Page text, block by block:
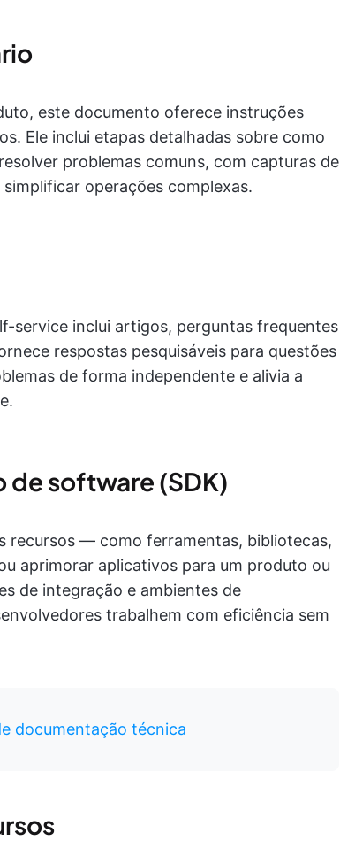
este documento oferece instruções
Ele inclui etapas detalhadas sobre como
problemas comuns, com capturas de
operações complexas.
service inclui artigos, perguntas frequentes
respostas pesquisáveis para questões
de forma independente e alivia a
software (SDK)
recursos — como ferramentas, bibliotecas,
aprimorar aplicativos para um produto ou
de integração e ambientes de
trabalhem com eficiência sem
documentação técnica